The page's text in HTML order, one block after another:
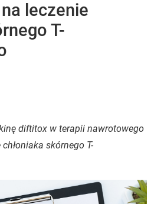
leczenie
T-
diftitox w terapii nawrotowego
skórnego T-